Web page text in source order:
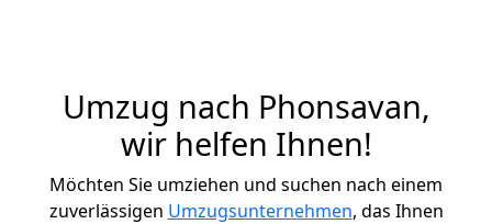
Umzug nach Phonsavan,
wir helfen Ihnen!
Möchten Sie umziehen und suchen nach einem
zuverlässigen Umzugsunternehmen, das Ihnen